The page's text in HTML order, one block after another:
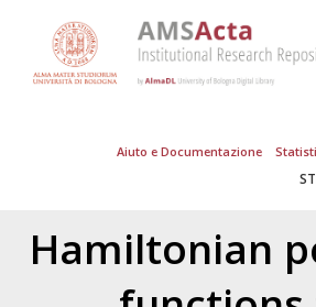
Aiuto e Documentazione
Hamiltonian